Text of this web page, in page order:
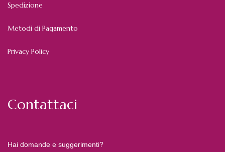
Spedizione
Metodi di Pagamento
Privacy Policy
Contattaci
Hai domande e suggerimenti?